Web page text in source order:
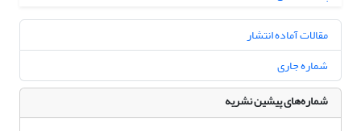
مقالات آماده انتشار
شماره جاری
شماره‌های پیشین نشریه